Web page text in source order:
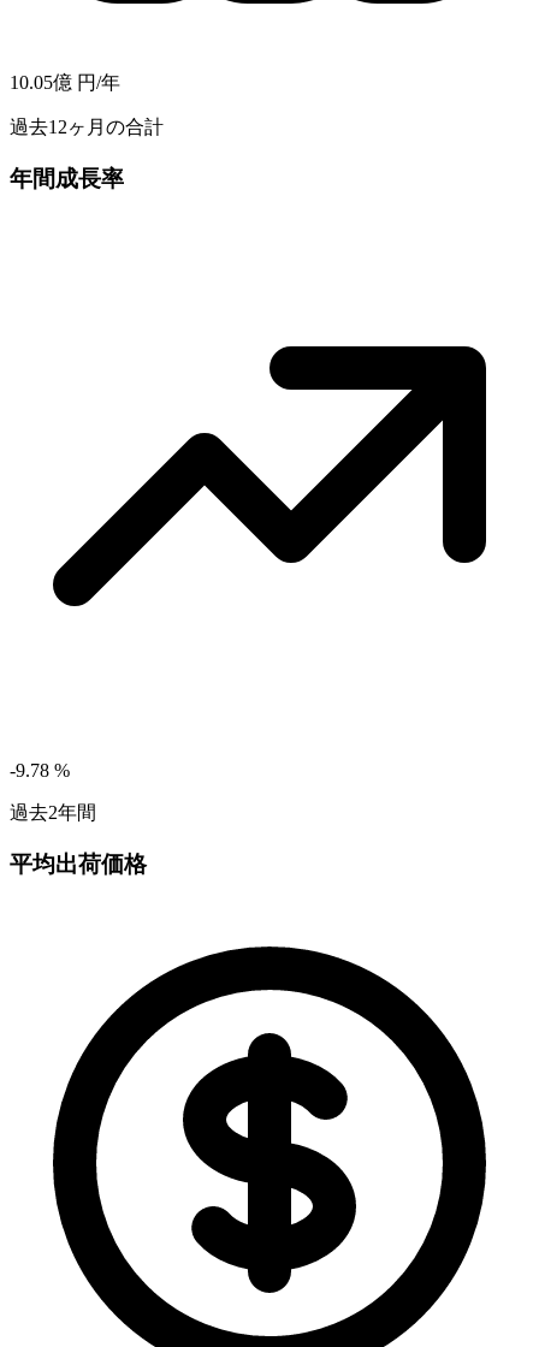
10.05億 円/年
過去12ヶ月の合計
年間成長率
-9.78 %
過去2年間
平均出荷価格